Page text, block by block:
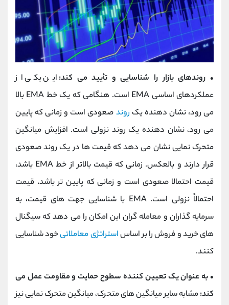
• روندهای بازار را شناسایی و تأیید می کند: این یکی از
عملکردهای اساسی EMA است. هنگامی که یک خط EMA بالا
می رود، نشان دهنده یک روند صعودی است و زمانی که پایین
می رود، نشان دهنده یک روند نزولی است. افزایش میانگین
متحرک نمایی نشان می دهد که قیمت ها در یک روند صعودی
قرار دارند و بالعکس. زمانی که قیمت بالاتر از خط EMA باشد،
قیمت احتمالا صعودی است و زمانی که پایین تر باشد، قیمت
احتمالاً نزولی است. EMA با شناسایی جهت های قیمت، به
سرمایه گذاران و معامله گران این امکان را می دهد که سیگنال
های خرید و فروش را بر اساساستراتژی معاملاتیخود شناسایی
کنند.
• به عنوان یک تعیین کننده سطوح حمایت و مقاومت عمل می
کند:مشابه سایر میانگین های متحرک، میانگین متحرک نمایی نیز